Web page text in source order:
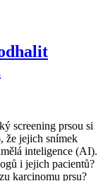
screening prsou si
že jejich snímek
inteligence (AI).
i jejich pacientů?
karcinomu prsu?